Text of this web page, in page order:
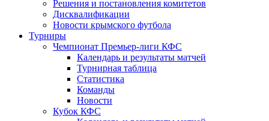
Решения и постановления комитетов
Дисквалификации
Новости крымского футбола
Турниры
Чемпионат Премьер-лиги КФС
Календарь и результаты матчей
Турнирная таблица
Статистика
Команды
Новости
Кубок КФС